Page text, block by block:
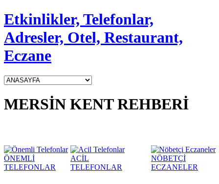
Etkinlikler, Telefonlar,
Adresler, Otel, Restaurant,
Eczane
MERSİN KENT REHBERİ
ÖNEMLİ
TELEFONLAR
ACİL
TELEFONLAR
NÖBETÇİ
ECZANELER